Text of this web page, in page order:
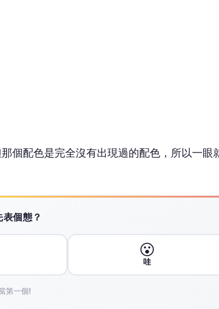
個配色是完全沒有出現過的配色，所以一眼
個態？
😮
哇
第一個!